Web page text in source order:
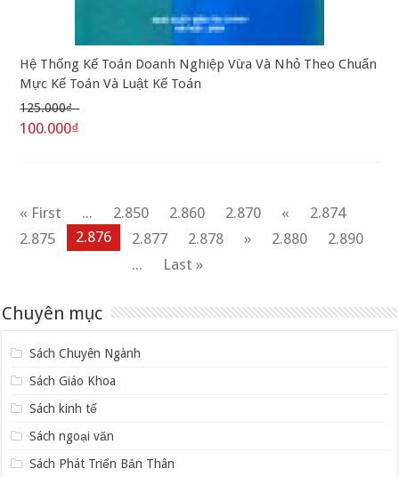
Hệ Thống Kế Toán Doanh Nghiệp Vừa Và Nhỏ Theo Chuẩn
Mực Kế Toán Và Luật Kế Toán
125.000₫
100.000₫
« First ... 2.850 2.860 2.870 «
2.874
2.875
2.876 2.877 2.878 » 2.880
2.890
...
Last »
Chuyên mục
Sách Chuyên Ngành
Sách Giáo Khoa
Sách kinh tế
Sách ngoại văn
Sách Phát Triển Bản Thân